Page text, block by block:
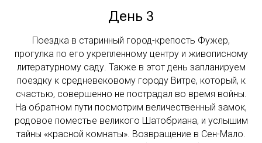
День 3
Поездка в старинный город-крепость Фужер,
прогулка по его укрепленному центру и живописному
литературному саду. Также в этот день запланируем
поездку к средневековому городу Витре, который, к
счастью, совершенно не пострадал во время войны.
На обратном пути посмотрим величественный замок,
родовое поместье великого Шатобриана, и услышим
тайны «красной комнаты». Возвращение в Сен-Мало.